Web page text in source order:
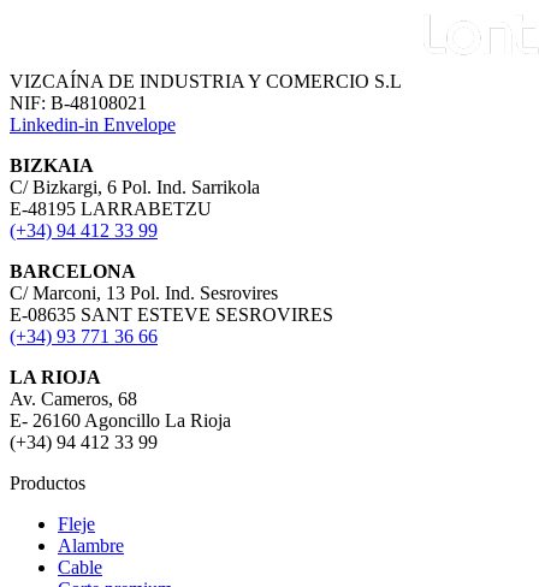
VIZCAÍNA DE INDUSTRIA Y COMERCIO S.L
NIF: B-48108021
Linkedin-in Envelope
BIZKAIA
C/ Bizkargi, 6 Pol. Ind. Sarrikola
E-48195 LARRABETZU
(+34) 94 412 33 99
BARCELONA
C/ Marconi, 13 Pol. Ind. Sesrovires
E-08635 SANT ESTEVE SESROVIRES
(+34) 93 771 36 66
LA RIOJA
Av. Cameros, 68
E- 26160 Agoncillo La Rioja
(+34) 94 412 33 99
Productos
Fleje
Alambre
Cable